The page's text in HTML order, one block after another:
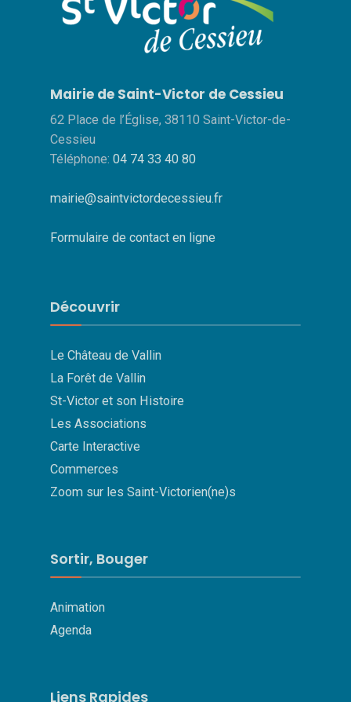
Mairie de Saint-Victor de Cessieu
62 Place de l’Église, 38110 Saint-Victor-de-
Cessieu
Téléphone: 04 74 33 40 80
mairie@saintvictordecessieu.fr
Formulaire de contact en ligne
Découvrir
Le Château de Vallin
La Forêt de Vallin
St-Victor et son Histoire
Les Associations
Carte Interactive
Commerces
Zoom sur les Saint-Victorien(ne)s
Sortir, Bouger
Animation
Agenda
Liens Rapides